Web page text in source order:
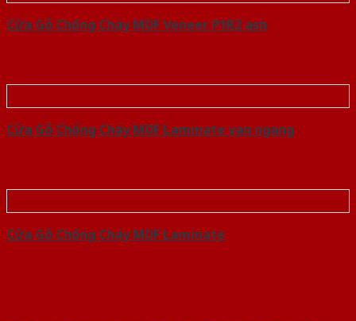
Cửa Gỗ Chống Cháy MDF Veneer P1R2 ash
Cửa Gỗ Chống Cháy MDF Laminate van ngang
Cửa Gỗ Chống Cháy MDF Laminate